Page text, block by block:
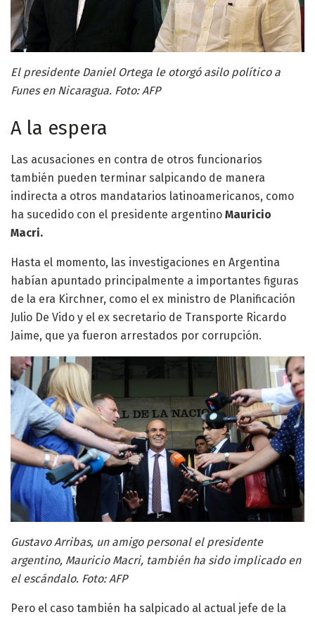
El presidente Daniel Ortega le otorgó asilo político a
Funes en Nicaragua. Foto: AFP
A la espera
Las acusaciones en contra de otros funcionarios
también pueden terminar salpicando de manera
indirecta a otros mandatarios latinoamericanos, como
ha sucedido con el presidente argentino Mauricio
Macri.
Hasta el momento, las investigaciones en Argentina
habían apuntado principalmente a importantes figuras
de la era Kirchner, como el ex ministro de Planificación
Julio De Vido y el ex secretario de Transporte Ricardo
Jaime, que ya fueron arrestados por corrupción.
Gustavo Arribas, un amigo personal el presidente
argentino, Mauricio Macri, también ha sido implicado en
el escándalo. Foto: AFP
Pero el caso también ha salpicado al actual jefe de la